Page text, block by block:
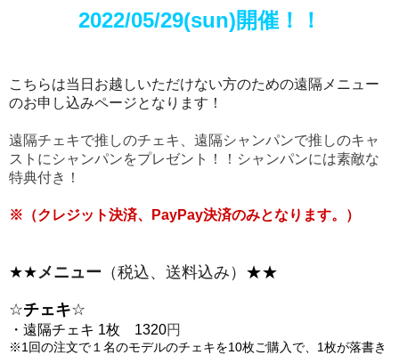
2022/05/29(sun)開催！！
こちらは当日お越しいただけない方のための遠隔メニュー
のお申し込みページとなります！
遠隔チェキで推しのチェキ、 遠隔シャンパンで推しのキャ
ストにシャンパンをプレゼント！！ シャンパンには素敵な
特典付き！
※（クレジット決済、PayPay決済のみとなります。 ）
★★メニュー （税込、送料込み） ★★
☆チェキ​☆
・遠隔チェキ 1枚　1320円
※1回の注文で１名のモデルのチェキを10枚ご購入で、 1枚が落書き